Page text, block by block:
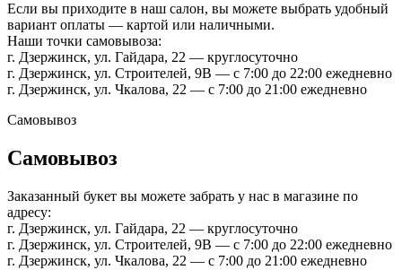
Если вы приходите в наш салон, вы можете выбрать удобный
вариант оплаты — картой или наличными.
Наши точки самовывоза:
г. Дзержинск, ул. Гайдара, 22 — круглосуточно
г. Дзержинск, ул. Строителей, 9В — с 7:00 до 22:00 ежедневно
г. Дзержинск, ул. Чкалова, 22 — с 7:00 до 21:00 ежедневно
Самовывоз
Самовывоз
Заказанный букет вы можете забрать у нас в магазине по
адресу:
г. Дзержинск, ул. Гайдара, 22 — круглосуточно
г. Дзержинск, ул. Строителей, 9В — с 7:00 до 22:00 ежедневно
г. Дзержинск, ул. Чкалова, 22 — с 7:00 до 21:00 ежедневно